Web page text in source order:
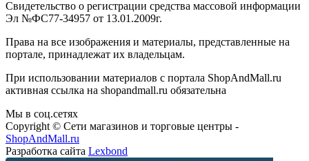
Свидетельство о регистрации средства массовой информации
Эл №ФС77-34957 от 13.01.2009г.
Права на все изображения и материалы, представленные на
портале, принадлежат их владельцам.
При использовании материалов с портала ShopAndMall.ru
активная ссылка на shopandmall.ru обязательна
Мы в соц.сетях
Copyright © Сети магазинов и торговые центры -
ShopAndMall.ru
Разработка сайта Lexbond